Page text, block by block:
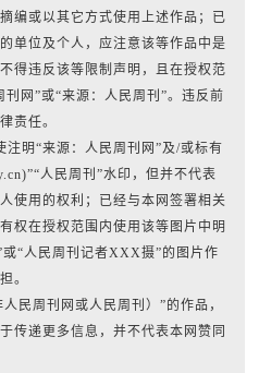
编或以其它方式使用上述作品；已
单位及个人，应注意该等作品中是
得违反该等限制声明，且在授权范
网”或“来源：人民周刊”。违反前
责任。
明“来源：人民周刊网”及/或标有
人民周刊”水印，但并不代表
使用的权利；已经与本网签署相关
权在授权范围内使用该等图片中明
“人民周刊记者XXX摄”的图片作
。
民周刊网或人民周刊）”的作品，
传递更多信息，并不代表本网赞同